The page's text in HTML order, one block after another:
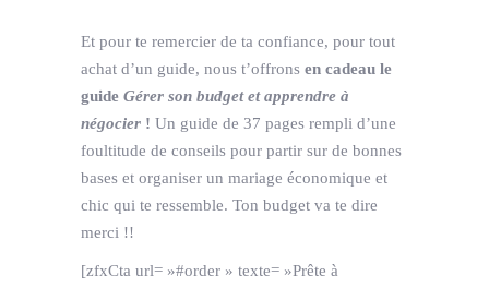
Et pour te remercier de ta confiance, pour tout
achat d’un guide, nous t’offrons en cadeau le
guide Gérer son budget et apprendre à
négocier ! Un guide de 37 pages rempli d’une
foultitude de conseils pour partir sur de bonnes
bases et organiser un mariage économique et
chic qui te ressemble. Ton budget va te dire
merci !!
[zfxCta url= »#order » texte= »Prête à